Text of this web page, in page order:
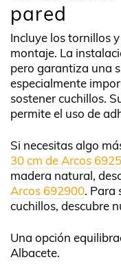
pared
Incluye los tornillos
montaje. La
pero garantiza una
especialmente
sostener cuchillos.
permite el uso de
Si necesitas algo
30 cm de Arcos
madera natural,
Arcos 692900. Para
cuchillos, descubre
Una opción
Albacete.